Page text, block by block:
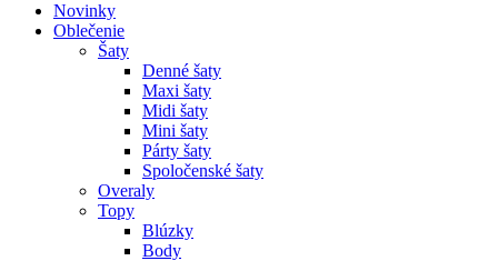
Novinky
Oblečenie
Šaty
Denné šaty
Maxi šaty
Midi šaty
Mini šaty
Párty šaty
Spoločenské šaty
Overaly
Topy
Blúzky
Body